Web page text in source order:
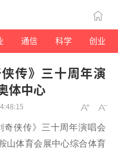
通信 科学 创业
传》三十周年演
体中心
奇侠传》三十周年演唱会
山体育会展中心综合体育